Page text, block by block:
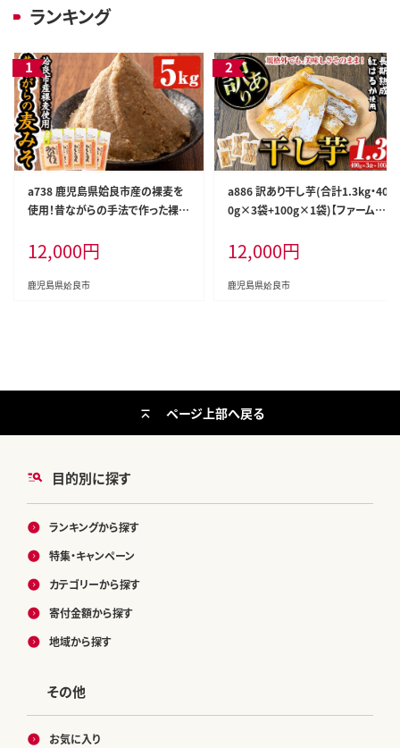
ランキング
a738 鹿児島県姶良市産の裸麦を
使用！昔ながらの手法で作った裸麦
5kg(1kg×5袋)【蒲生農産加工】
12,000円
鹿児島県姶良市
a886 訳あり干し芋(合計1.3kg・40
0g×3袋+100g×1袋)【ファーム工
熟成 紅はるか ほしいも 干しいも
干し芋 焼芋 焼き芋 着色料・保存料
不使用 無添加 スイーツ おやつ 常
12,000円
鹿児島県姶良市
目的別に探す
ランキングから探す
特集・キャンペーン
カテゴリーから探す
寄付金額から探す
地域から探す
その他
お気に入り
ページ上部へ戻る